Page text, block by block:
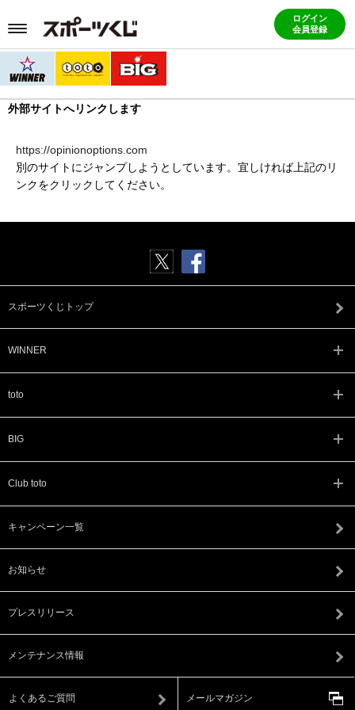
ログイン
会員登録
外部サイトへリンクします
https://opinionoptions.com
別のサイトにジャンプしようとしています。宜しければ上記のリ
ンクをクリックしてください。
スポーツくじトップ
WINNER
toto
BIG
Club toto
キャンペーン一覧
お知らせ
プレスリリース
メンテナンス情報
よくあるご質問 メールマガジン